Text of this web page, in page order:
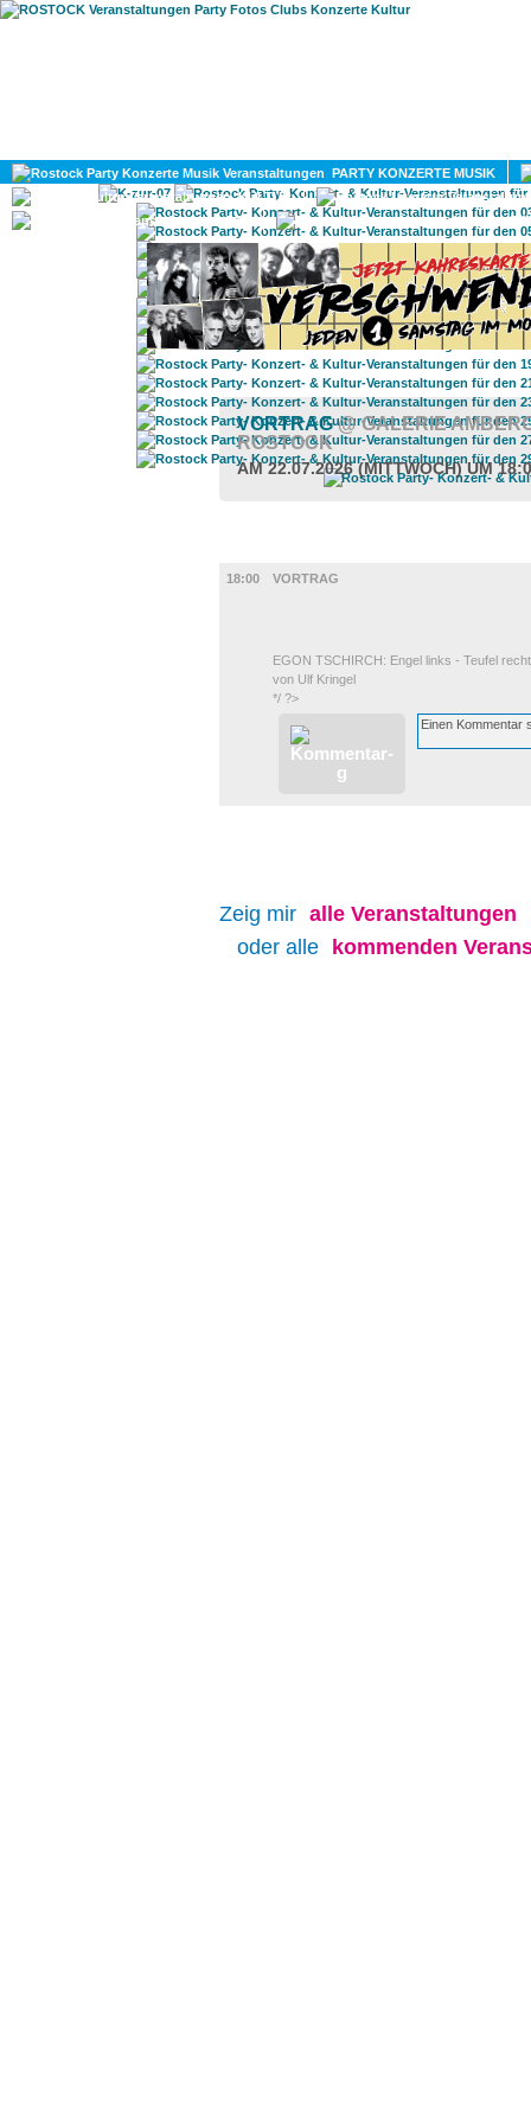
PARTY KONZERTE MUSIK
KULTUR
GAY
VORTRAG@ GALERIE
ROSTOCK
AM 22.07.2026 (MITTWOCH) UM
18:00
VORTRAG
EGON TSCHIRCH: Engel links - Teufel
von Ulf Kringel
*/ ?>
Zeig mir alle Veranstaltungen
oder alle
kommenden